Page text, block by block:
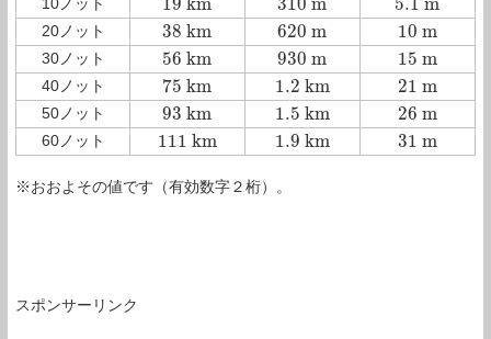
19km 310m 5.1m
20ノット
38 km
38km 620 m
620m 10 m
10m
30ノット
56 km
56km 930 m
930m 15 m
15m
40ノット
75 km
75km 1.2 km
1.2k m 21 m
21m
50ノット
93 km
93km 1.5 km
1.5k m 26 m
26m
60ノット
111 km
111k m 1.9 km
1.9k m 31 m
31m
※おおよその値です（有効数字２桁）。
スポンサーリンク